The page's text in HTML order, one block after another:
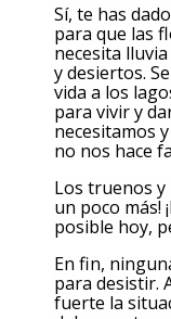
Sí, te has
para que las
necesita
y desiertos.
vida a los
para vivir y
necesitamos
no nos hace
Los truenos y
un poco más!
posible hoy,
En fin,
para desistir.
fuerte la